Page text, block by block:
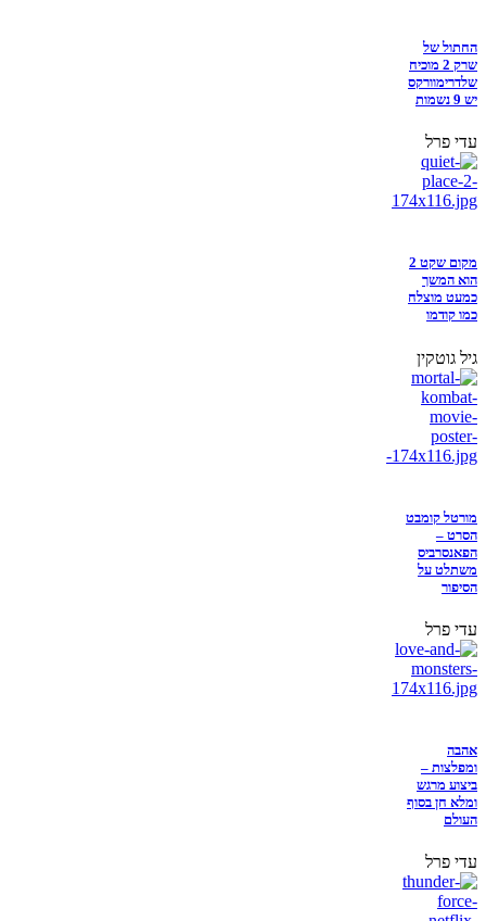
החתול של
שרק 2 מוכיח
שלדרימוורקס
יש 9 נשמות
עדי פרל
מקום שקט 2
הוא המשך
כמעט מוצלח
כמו קודמו
גיל גוטקין
מורטל קומבט
הסרט –
הפאנסרביס
משתלט על
הסיפור
עדי פרל
אהבה
ומפלצות –
ביצוע מרגש
ומלא חן בסוף
העולם
עדי פרל